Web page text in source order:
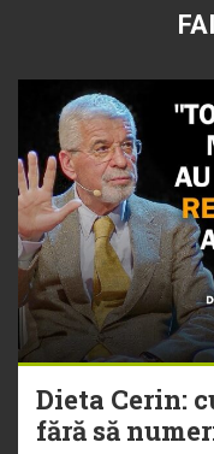
Dieta Cerin:
fără să